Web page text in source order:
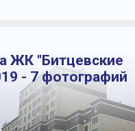
ЖК "Битцевские
- 7 фотографий